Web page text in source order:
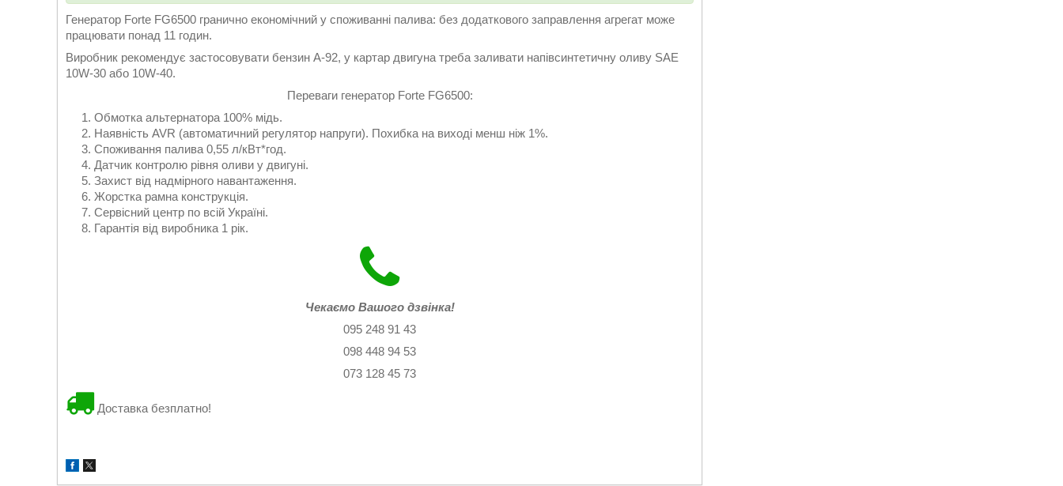
Генератор Forte FG6500 гранично економічний у споживанні палива: без додаткового заправлення агрегат може
працювати понад 11 годин.
Виробник рекомендує застосовувати бензин А-92, у картар двигуна треба заливати напівсинтетичну оливу SAE
10W-30 або 10W-40.
Переваги генератор Forte FG6500:
Обмотка альтернатора 100% мідь.
Наявність AVR (автоматичний регулятор напруги). Похибка на виході менш ніж 1%.
Споживання палива 0,55 л/кВт*год.
Датчик контролю рівня оливи у двигуні.
Захист від надмірного навантаження.
Жорстка рамна конструкція.
Сервісний центр по всій Україні.
Гарантія від виробника 1 рік.
Чекаємо Вашого дзвінка!
095 248 91 43
098 448 94 53
073 128 45 73
Доставка безплатно!